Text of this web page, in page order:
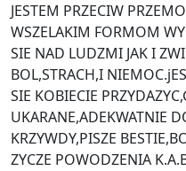
JESTEM PRZECIW
WSZELAKIM FORMOM
SIE NAD LUDZMI JAK I
BOL,STRACH,I
SIE KOBIECIE
UKARANE,ADEKWATNIE
KRZYWDY,PISZE
ZYCZE POWODZENIA